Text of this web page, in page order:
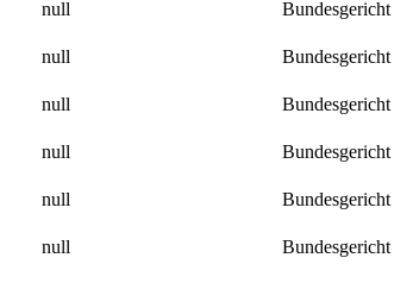
null Bundesgericht
null Bundesgericht
null Bundesgericht
null Bundesgericht
null Bundesgericht
null Bundesgericht